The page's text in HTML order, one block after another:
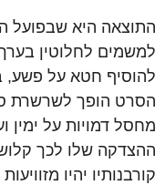
התוצאה היא שבפועל
להוסיף חטא על פשע,
הסרט הופך לשרשרת
מחסל דמויות על
ההצדקה שלו לכך
קורבנותיו יהיו